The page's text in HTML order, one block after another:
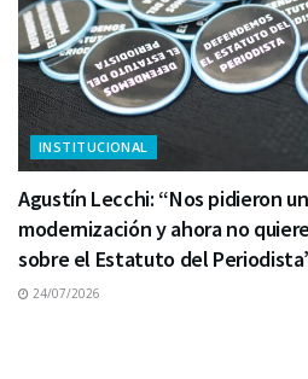
INSTITUCIONAL
Agustín Lecchi: “Nos pidieron
modernización y ahora no
sobre el Estatuto del
24/07/2026